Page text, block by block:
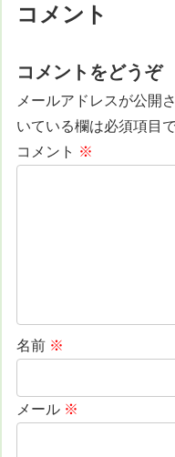
コメント
コメントをどうぞ
メールアドレスが公開
いている欄は必須項目
コメント ※
名前 ※
メール ※